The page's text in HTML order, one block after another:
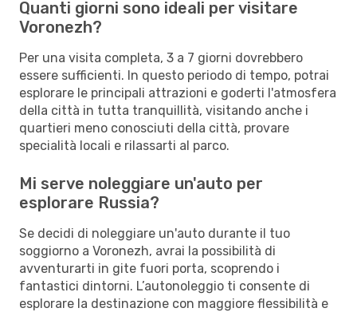
Quanti giorni sono ideali per visitare
Voronezh?
Per una visita completa, 3 a 7 giorni dovrebbero
essere sufficienti. In questo periodo di tempo, potrai
esplorare le principali attrazioni e goderti l'atmosfera
della città in tutta tranquillità, visitando anche i
quartieri meno conosciuti della città, provare
specialità locali e rilassarti al parco.
Mi serve noleggiare un'auto per
esplorare Russia?
Se decidi di noleggiare un'auto durante il tuo
soggiorno a Voronezh, avrai la possibilità di
avventurarti in gite fuori porta, scoprendo i
fantastici dintorni. L’autonoleggio ti consente di
esplorare la destinazione con maggiore flessibilità e